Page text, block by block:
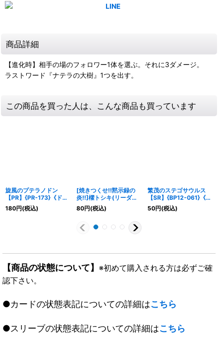
商品詳細
【進化時】相手の場のフォロワー1体を選ぶ。それに3ダメージ。
ラストワード『ナテラの大樹』1つを出す。
この商品を買った人は、こんな商品も買っています
旋風のプテラノドン
【PR】{PR-173}《ドラ
ゴン》
180円(税込)
[焼きつくせ!!黙示録の
炎!!]櫂トシキ(リーダー)
【-】{CSD03b-LD01}
《ドラゴン》
80円(税込)
繁茂のステゴサウルス
【SR】{BP12-061}《ド
ラゴン》
50円(税込)
【商品の状態について】 ※初めて購入される方は必ずご確
認下さい。
●カードの状態表記についての詳細はこちら
●スリーブの状態表記についての詳細はこちら